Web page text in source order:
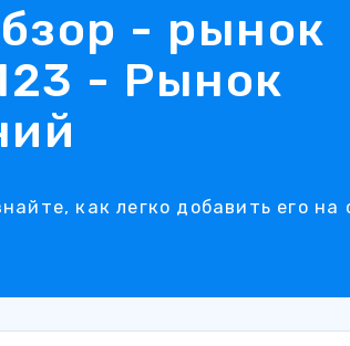
- рынок
- Рынок
как легко добавить его на